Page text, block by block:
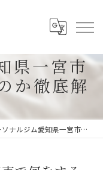
県一宮市
か徹底解
ルジム愛知県一宮市で何をするとこなのか徹底解説